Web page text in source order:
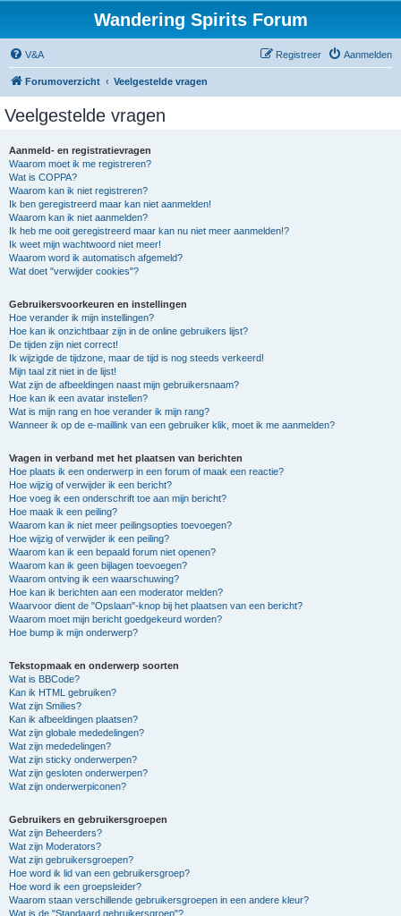
Wandering Spirits Forum
V&A Aanmelden
Registreer
Forumoverzicht Veelgestelde vragen
Veelgestelde vragen
Aanmeld- en registratievragen
Waarom moet ik me registreren?
Wat is COPPA?
Waarom kan ik niet registreren?
Ik ben geregistreerd maar kan niet aanmelden!
Waarom kan ik niet aanmelden?
Ik heb me ooit geregistreerd maar kan nu niet meer aanmelden!?
Ik weet mijn wachtwoord niet meer!
Waarom word ik automatisch afgemeld?
Wat doet "verwijder cookies"?
Gebruikersvoorkeuren en instellingen
Hoe verander ik mijn instellingen?
Hoe kan ik onzichtbaar zijn in de online gebruikers lijst?
De tijden zijn niet correct!
Ik wijzigde de tijdzone, maar de tijd is nog steeds verkeerd!
Mijn taal zit niet in de lijst!
Wat zijn de afbeeldingen naast mijn gebruikersnaam?
Hoe kan ik een avatar instellen?
Wat is mijn rang en hoe verander ik mijn rang?
Wanneer ik op de e-maillink van een gebruiker klik, moet ik me aanmelden?
Vragen in verband met het plaatsen van berichten
Hoe plaats ik een onderwerp in een forum of maak een reactie?
Hoe wijzig of verwijder ik een bericht?
Hoe voeg ik een onderschrift toe aan mijn bericht?
Hoe maak ik een peiling?
Waarom kan ik niet meer peilingsopties toevoegen?
Hoe wijzig of verwijder ik een peiling?
Waarom kan ik een bepaald forum niet openen?
Waarom kan ik geen bijlagen toevoegen?
Waarom ontving ik een waarschuwing?
Hoe kan ik berichten aan een moderator melden?
Waarvoor dient de "Opslaan"-knop bij het plaatsen van een bericht?
Waarom moet mijn bericht goedgekeurd worden?
Hoe bump ik mijn onderwerp?
Tekstopmaak en onderwerp soorten
Wat is BBCode?
Kan ik HTML gebruiken?
Wat zijn Smilies?
Kan ik afbeeldingen plaatsen?
Wat zijn globale mededelingen?
Wat zijn mededelingen?
Wat zijn sticky onderwerpen?
Wat zijn gesloten onderwerpen?
Wat zijn onderwerpiconen?
Gebruikers en gebruikersgroepen
Wat zijn Beheerders?
Wat zijn Moderators?
Wat zijn gebruikersgroepen?
Hoe word ik lid van een gebruikersgroep?
Hoe word ik een groepsleider?
Waarom staan verschillende gebruikersgroepen in een andere kleur?
Wat is de "Standaard gebruikersgroep"?